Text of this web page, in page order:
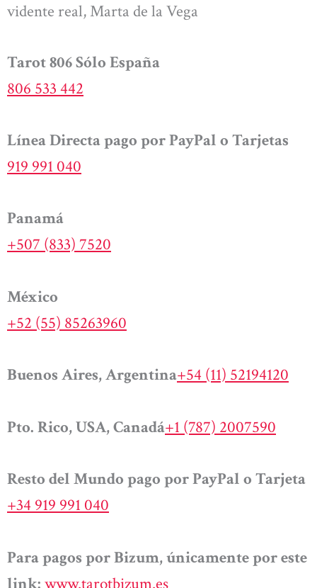
vidente real, Marta de la Vega
Tarot 806 Sólo España
806 533 442
Línea Directa pago por PayPal o Tarjetas
919 991 040
Panamá
+507 (833) 7520
México
+52 (55) 85263960
Buenos Aires, Argentina+54 (11) 52194120
Pto. Rico, USA, Canadá+1 (787) 2007590
Resto del Mundo pago por PayPal o Tarjeta
+34 919 991 040
Para pagos por Bizum, únicamente por este
link: www.tarotbizum.es